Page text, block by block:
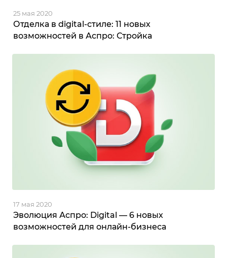
Отделка в digital-стиле: 11 новых
возможностей в Аспро: Стройка
25 мая 2020
Эволюция Аспро: Digital — 6 новых
возможностей для онлайн-бизнеса
17 мая 2020